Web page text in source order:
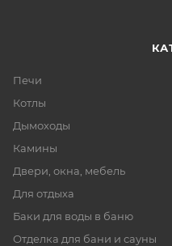
Печи
Котлы
Дымоходы
Камины
Двери, окна, мебель
Для отдыха
Баки для воды в баню
Отделка для бани и сауны